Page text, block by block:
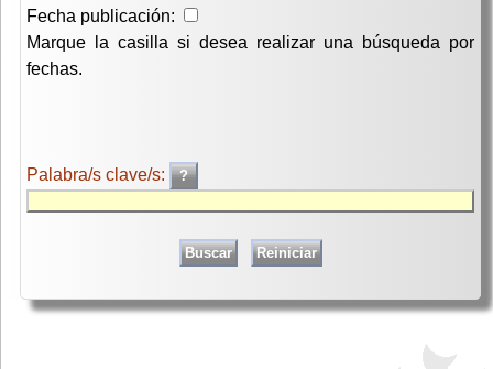
Fecha publicación:
Marque la casilla si desea realizar una búsqueda por
fechas.
Palabra/s clave/s: